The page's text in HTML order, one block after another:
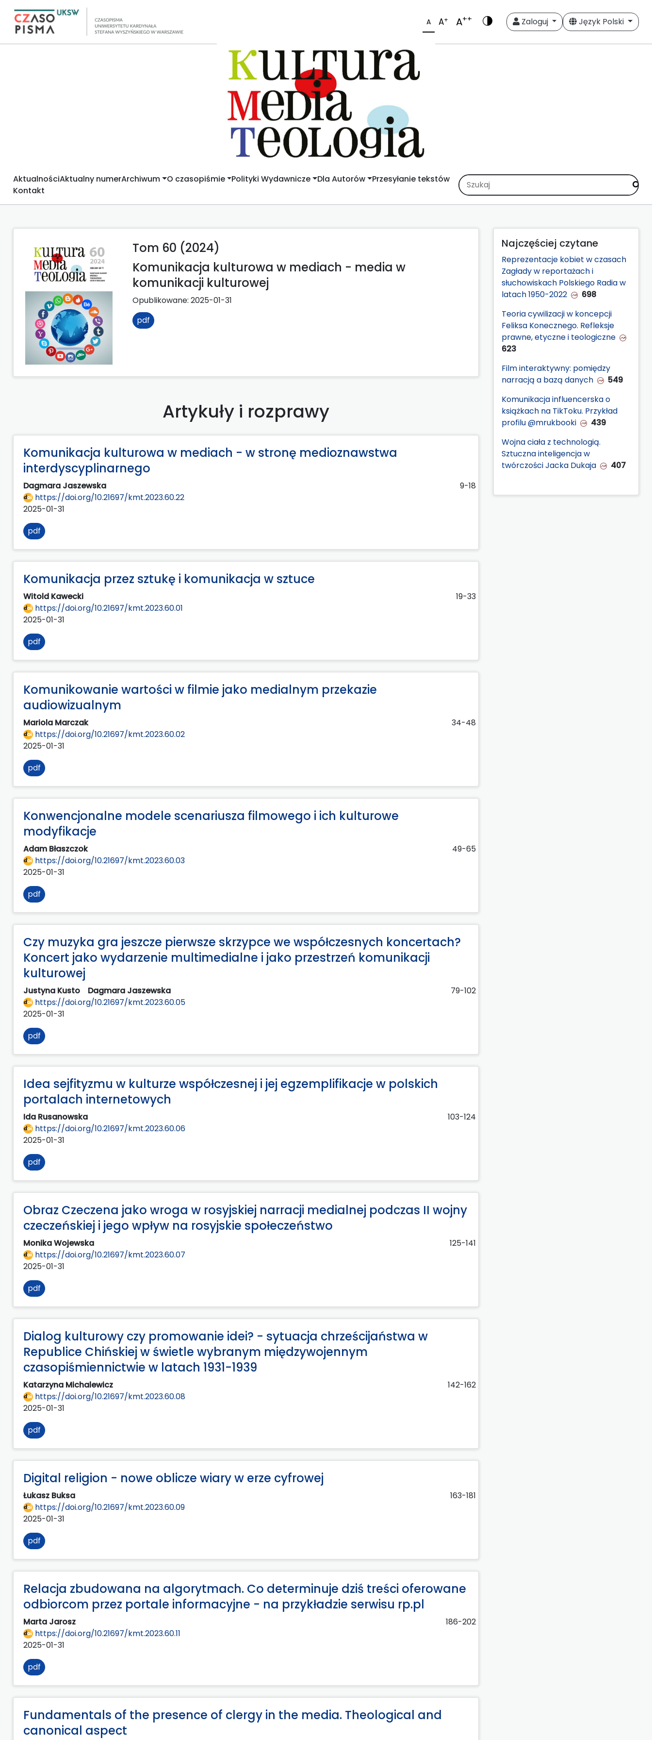
A A+ A++ Zaloguj Język Polski
AktualnościAktualny numerArchiwum O czasopiśmie Polityki Wydawnicze Dla Autorów Przesyłanie tekstów
Kontakt
Tom 60 (2024)
Komunikacja kulturowa w mediach - media w
komunikacji kulturowej
Opublikowane: 2025-01-31
pdf
Artykuły i rozprawy
Komunikacja kulturowa w mediach - w stronę medioznawstwa
interdyscyplinarnego
Dagmara Jaszewska
9-18
https://doi.org/10.21697/kmt.2023.60.22
2025-01-31
pdf
Komunikacja przez sztukę i komunikacja w sztuce
Witold Kawecki
19-33
https://doi.org/10.21697/kmt.2023.60.01
2025-01-31
pdf
Komunikowanie wartości w filmie jako medialnym przekazie
audiowizualnym
Mariola Marczak
34-48
https://doi.org/10.21697/kmt.2023.60.02
2025-01-31
pdf
Konwencjonalne modele scenariusza filmowego i ich kulturowe
modyfikacje
Adam Błaszczok
49-65
https://doi.org/10.21697/kmt.2023.60.03
2025-01-31
pdf
Czy muzyka gra jeszcze pierwsze skrzypce we współczesnych koncertach?
Koncert jako wydarzenie multimedialne i jako przestrzeń komunikacji
kulturowej
Justyna Kusto Dagmara Jaszewska
79-102
https://doi.org/10.21697/kmt.2023.60.05
2025-01-31
pdf
Idea sejfityzmu w kulturze współczesnej i jej egzemplifikacje w polskich
portalach internetowych
Ida Rusanowska
103-124
https://doi.org/10.21697/kmt.2023.60.06
2025-01-31
pdf
Obraz Czeczena jako wroga w rosyjskiej narracji medialnej podczas II wojny
czeczeńskiej i jego wpływ na rosyjskie społeczeństwo
Monika Wojewska
125-141
https://doi.org/10.21697/kmt.2023.60.07
2025-01-31
pdf
Dialog kulturowy czy promowanie idei? - sytuacja chrześcijaństwa w
Republice Chińskiej w świetle wybranym międzywojennym
czasopiśmiennictwie w latach 1931-1939
Katarzyna Michalewicz
142-162
https://doi.org/10.21697/kmt.2023.60.08
2025-01-31
pdf
Digital religion - nowe oblicze wiary w erze cyfrowej
Łukasz Buksa
163-181
https://doi.org/10.21697/kmt.2023.60.09
2025-01-31
pdf
Relacja zbudowana na algorytmach. Co determinuje dziś treści oferowane
odbiorcom przez portale informacyjne - na przykładzie serwisu rp.pl
Marta Jarosz
186-202
https://doi.org/10.21697/kmt.2023.60.11
2025-01-31
pdf
Fundamentals of the presence of clergy in the media. Theological and
canonical aspect
Najczęściej czytane
Reprezentacje kobiet w czasach
Zagłady w reportażach i
słuchowiskach Polskiego Radia w
latach 1950-2022
698
Teoria cywilizacji w koncepcji
Feliksa Konecznego. Refleksje
prawne, etyczne i teologiczne
623
Film interaktywny: pomiędzy
narracją a bazą danych
549
Komunikacja influencerska o
książkach na TikToku. Przykład
profilu @mrukbooki
439
Wojna ciała z technologią.
Sztuczna inteligencja w
twórczości Jacka Dukaja
407